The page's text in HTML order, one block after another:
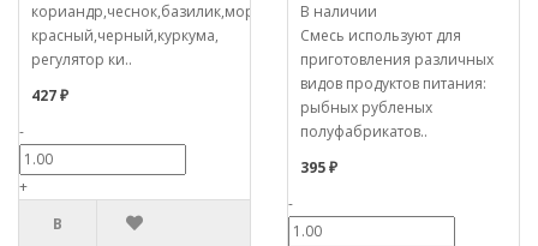
кориандр,чеснок,базилик,морковь,лук,петрушка,укроп,тимьян,перцы
красный,черный,куркума,
регулятор ки..
427 ₽
-
+
В
В наличии
Смесь используют для
приготовления различных
видов продуктов питания:
рыбных рубленых
полуфабрикатов..
395 ₽
-